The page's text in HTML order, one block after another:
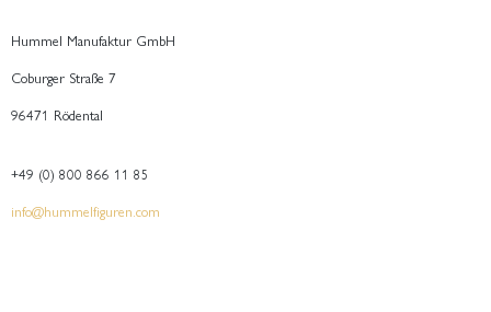
Hummel Manufaktur GmbH
Coburger Straße 7
96471 Rödental
+49 (0) 800 866 11 85
info@hummelfiguren.com